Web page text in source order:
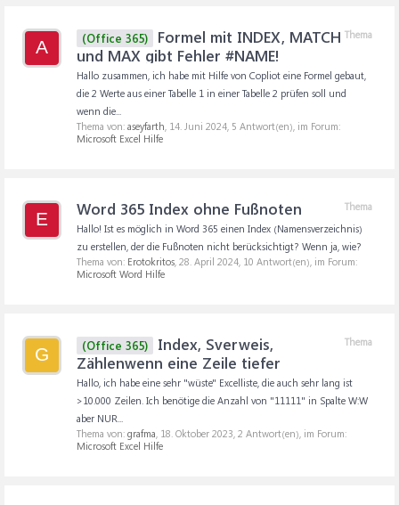
A
Thema
(Office 365)
Formel mit INDEX, MATCH
und MAX gibt Fehler #NAME!
Hallo zusammen, ich habe mit Hilfe von Copliot eine Formel gebaut,
die 2 Werte aus einer Tabelle 1 in einer Tabelle 2 prüfen soll und
wenn die...
Thema von: aseyfarth, 14. Juni 2024, 5 Antwort(en), im Forum:
Microsoft Excel Hilfe
E
Thema
Word 365 Index ohne Fußnoten
Hallo! Ist es möglich in Word 365 einen Index (Namensverzeichnis)
zu erstellen, der die Fußnoten nicht berücksichtigt? Wenn ja, wie?
Thema von: Erotokritos, 28. April 2024, 10 Antwort(en), im Forum:
Microsoft Word Hilfe
G
Thema
(Office 365)
Index, Sverweis,
Zählenwenn eine Zeile tiefer
Hallo, ich habe eine sehr "wüste" Excelliste, die auch sehr lang ist
>10.000 Zeilen. Ich benötige die Anzahl von "11111" in Spalte W:W
aber NUR...
Thema von: grafma, 18. Oktober 2023, 2 Antwort(en), im Forum:
Microsoft Excel Hilfe